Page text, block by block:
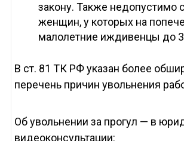
закону. Также недопустимо
женщин, у которых на
малолетние иждивенцы до 3
В ст. 81 ТК РФ указан более
перечень причин увольнения
Об увольнении за прогул — в
видеоконсультации: